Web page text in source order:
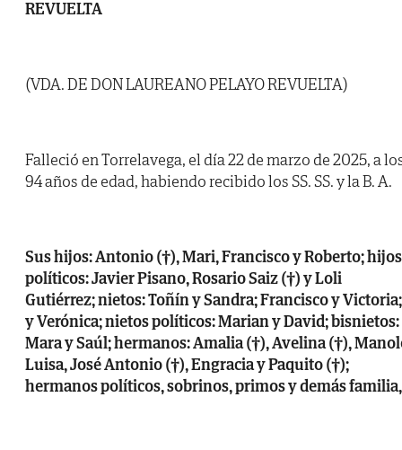
REVUELTA
(VDA. DE DON LAUREANO PELAYO REVUELTA)
Falleció en Torrelavega, el día 22 de marzo de 2025, a
94 años de edad, habiendo recibido los SS. SS. y la B. A.
Sus hijos: Antonio (†), Mari, Francisco y Roberto; hijos
políticos: Javier Pisano, Rosario Saiz (†) y Loli
Gutiérrez; nietos: Toñín y Sandra; Francisco y Victoria;
y Verónica; nietos políticos: Marian y David; bisnietos:
Mara y Saúl; hermanos: Amalia (†), Avelina (†),
Luisa, José Antonio (†), Engracia y Paquito (†);
hermanos políticos, sobrinos, primos y demás familia,